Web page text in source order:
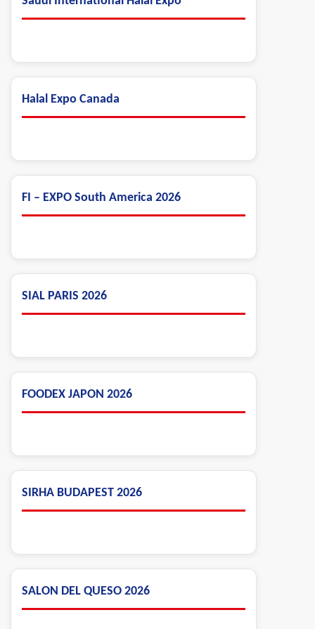
Halal Expo Canada
FI – EXPO South America 2026
SIAL PARIS 2026
FOODEX JAPON 2026
SIRHA BUDAPEST 2026
SALON DEL QUESO 2026